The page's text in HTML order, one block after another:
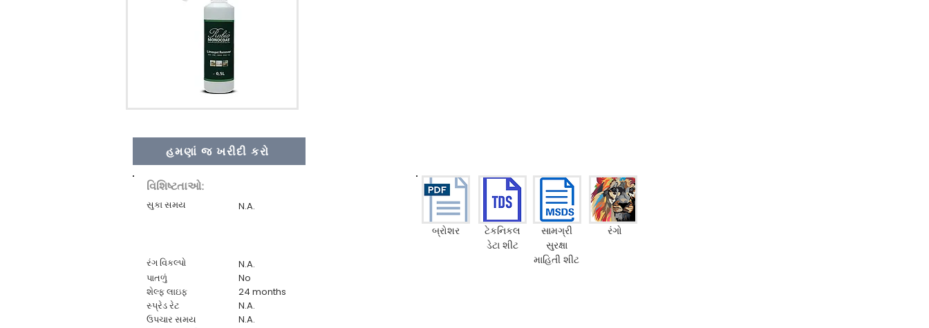
હમણાં જ ખરીદી કરો
વિશિષ્ટતાઓ:
સુકા સમય N.A.
રંગ વિકલ્પો
પાતળું
શેલ્ફ લાઇફ
સ્પ્રેડ રેટ
ઉપચાર સમય
N.A.
No
24 months
N.A.
N.A.
બ્રોશર
ટેકનિકલ
ડેટા શીટ
સામગ્રી
સુરક્ષા
માહિતી શીટ
રંગો